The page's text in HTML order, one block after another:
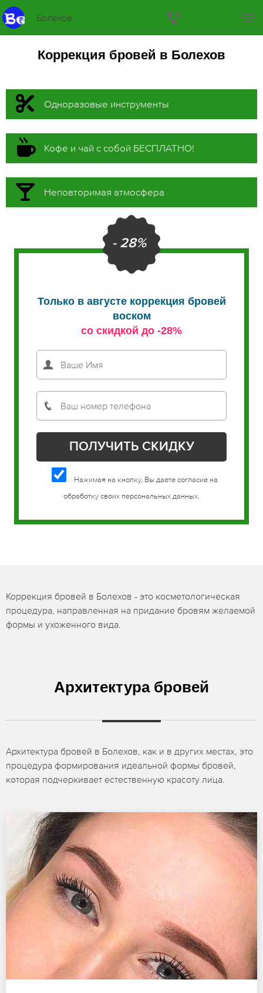
Болехов
Коррекция бровей в Болехов
Одноразовые инструменты
Кофе и чай с собой БЕСПЛАТНО!
Неповторимая атмосфера
- 28%
Только в августе коррекция бровей
воском
со скидкой до -28%
Нажимая на кнопку, Вы даете согласие на
обработку своих персональных данных.
Коррекция бровей в Болехов - это косметологическая
процедура, направленная на придание бровям желаемой
формы и ухоженного вида.
Архитектура бровей
Архитектура бровей в Болехов, как и в других местах, это
процедура формирования идеальной формы бровей,
которая подчеркивает естественную красоту лица.